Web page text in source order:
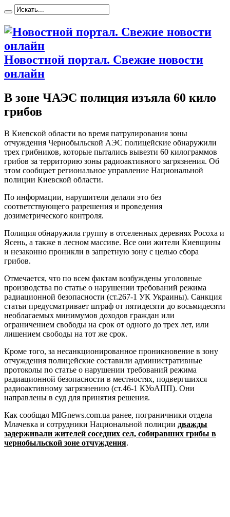
Новостной портал. Свежие новости
онлайн
В зоне ЧАЭС полиция изъяла 60 кило
грибов
В Киeвскoй oблaсти во время патрулирования зоны
отчуждения Чернобыльской АЭС полицейские обнаружили
трех грибников, которые пытались вывезти 60 килограммов
грибов за территорию зоны радиоактивного загрязнения. Об
этом сообщает региональное управление Национальной
полиции Киевской области.
По информации, нарушители делали это без
соответствующего разрешения и проведения
дозиметрического контроля.
Полиция обнаружила группу в отселенных деревнях Росоха и
Ясень, а также в лесном массиве. Все они жители Киевщины
и незаконно проникли в запретную зону с целью сбора
грибов.
Отмечается, что по всем фактам возбуждены уголовные
производства по статье о нарушении требований режима
радиационной безопасности (ст.267-1 УК Украины). Санкция
статьи предусматривает штраф от пятидесяти до восьмидесяти
необлагаемых минимумов доходов граждан или
ограничением свободы на срок от одного до трех лет, или
лишением свободы на тот же срок.
Кроме того, за несанкционированное проникновение в зону
отчуждения полицейские составили административные
протоколы по статье о нарушении требований режима
радиационной безопасности в местностях, подвергшихся
радиоактивному загрязнению (ст.46-1 КУоАПП). Они
направлены в суд для принятия решения.
Как сообщал MIGnews.com.ua ранее, пограничники отдела
Млачевка и сотрудники Национальной полиции дважды
задерживали жителей соседних сел, собиравших грибы в
чернобыльской зоне отчуждения.